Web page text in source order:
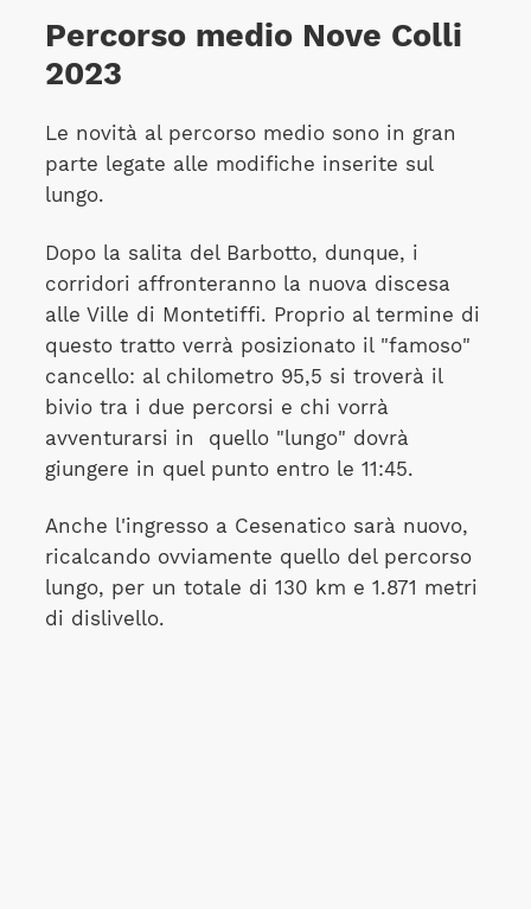
Percorso medio Nove Colli
2023
Le novità al percorso medio sono in gran
parte legate alle modifiche inserite sul
lungo.
Dopo la salita del Barbotto, dunque, i
corridori affronteranno la nuova discesa
alle Ville di Montetiffi. Proprio al termine di
questo tratto verrà posizionato il "famoso"
cancello: al chilometro 95,5 si troverà il
bivio tra i due percorsi e chi vorrà
avventurarsi in quello "lungo" dovrà
giungere in quel punto entro le 11:45.
Anche l'ingresso a Cesenatico sarà nuovo,
ricalcando ovviamente quello del percorso
lungo, per un totale di 130 km e 1.871 metri
di dislivello.